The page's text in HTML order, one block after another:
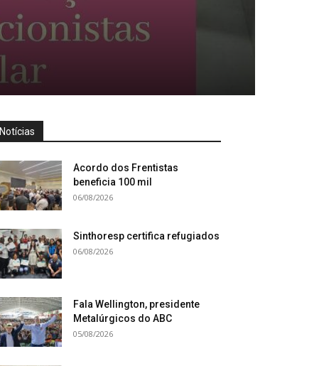
Notícias
Acordo dos Frentistas
beneficia 100 mil
06/08/2026
Sinthoresp certifica refugiados
06/08/2026
Fala Wellington, presidente
Metalúrgicos do ABC
05/08/2026